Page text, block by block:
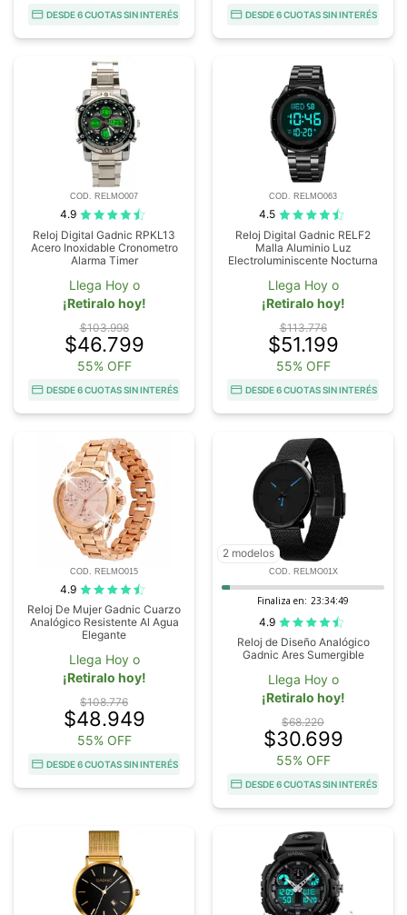
DESDE 6 CUOTAS SIN INTERÉS DESDE 6 CUOTAS SIN INTERÉS
COD. RELMO007
4.9
Reloj Digital Gadnic RPKL13
Acero Inoxidable Cronometro
Alarma Timer
Llega Hoy o
¡Retiralo hoy!
$103.998
$46.799
55% OFF
DESDE 6 CUOTAS SIN INTERÉS
COD. RELMO063
4.5
Reloj Digital Gadnic RELF2
Malla Aluminio Luz
Electroluminiscente Nocturna
Llega Hoy o
¡Retiralo hoy!
$113.776
$51.199
55% OFF
DESDE 6 CUOTAS SIN INTERÉS
COD. RELMO015
4.9
Reloj De Mujer Gadnic Cuarzo
Analógico Resistente Al Agua
Elegante
Llega Hoy o
¡Retiralo hoy!
$108.776
$48.949
55% OFF
DESDE 6 CUOTAS SIN INTERÉS
2 modelos
COD. RELMO01X
Finaliza en: 23:34:48
4.9
Reloj de Diseño Analógico
Gadnic Ares Sumergible
Llega Hoy o
¡Retiralo hoy!
$68.220
$30.699
55% OFF
DESDE 6 CUOTAS SIN INTERÉS